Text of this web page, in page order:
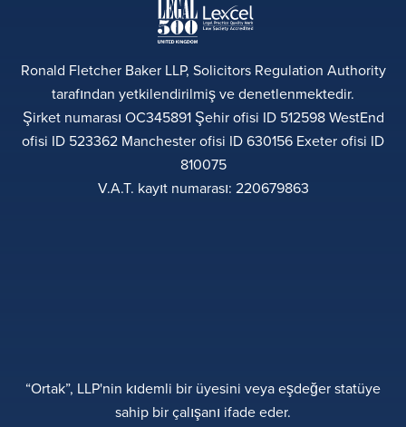
Ronald Fletcher Baker LLP, Solicitors Regulation Authority
tarafından yetkilendirilmiş ve denetlenmektedir.
Şirket numarası OC345891 Şehir ofisi ID 512598 WestEnd
ofisi ID 523362 Manchester ofisi ID 630156 Exeter ofisi ID
810075
V.A.T. kayıt numarası: 220679863
“Ortak”, LLP'nin kıdemli bir üyesini veya eşdeğer statüye
sahip bir çalışanı ifade eder.